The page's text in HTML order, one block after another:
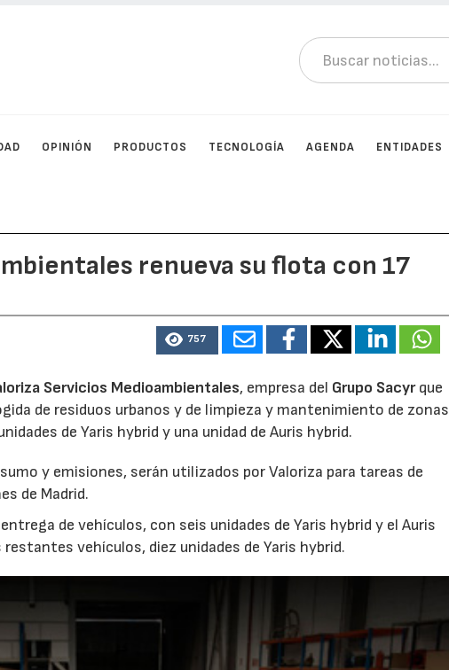
OPINIÓN PRODUCTOS TECNOLOGÍA AGENDA ENTIDADES
renueva su flota con 17
757
Servicios Medioambientales, empresa del Grupo Sacyrque
de residuos urbanos y de limpieza y mantenimiento de zonas
de Yaris hybrid y una unidad de Auris hybrid.
y emisiones, serán utilizados por Valoriza para tareas de
de Madrid.
de vehículos, con seis unidades de Yaris hybrid y el Auris
vehículos, diez unidades de Yaris hybrid.